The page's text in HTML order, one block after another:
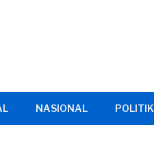
NASIONAL POLITIK